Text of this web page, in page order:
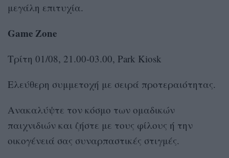
μεγάλη επιτυχία.
Game Zone
Τρίτη 01/08, 21.00-03.00, Park Kiosk
Ελεύθερη συμμετοχή με σειρά προτεραιότητας.
Ανακαλύψτε τον κόσμο των ομαδικών
παιχνιδιών και ζήστε με τους φίλους ή την
οικογένειά σας συναρπαστικές στιγμές.